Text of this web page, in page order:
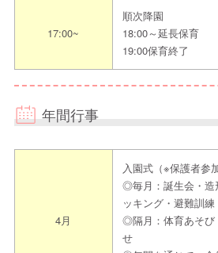
〈見学予約の際は”えんみっけ！を見た”
①希望日程を本園指定申込方法にてご連絡
↓
↓
17:00~
順次降園
18:00～延長保育
19:00保育終了
年間行事
4月
入園式（※保護者参加
◎毎月：誕生会・造
ッキング・避難訓
◎隔月：体育あそび
せ